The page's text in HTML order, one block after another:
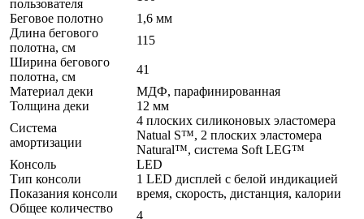
пользователя
Беговое полотно
1,6 мм
Длина бегового
полотна, см
115
Ширина бегового
полотна, см
41
Материал деки
МДФ, парафинированная
Толщина деки
12 мм
Система
амортизации
4 плоских силиконовых эластомера
Natual S™, 2 плоских эластомера
Natural™, система Soft LEG™
Консоль
LED
Тип консоли
1 LED дисплей с белой индикацией
Показания консоли
время, скорость, дистанция, калории
Общее количество
4